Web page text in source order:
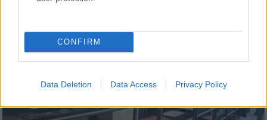
CONFIRM
Data Deletion Data Access Privacy Policy
προηγούμενα χρόνια